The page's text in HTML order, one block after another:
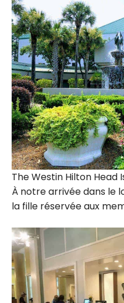
The Westin Hilton Head
À notre arrivée dans le
la fille réservée aux